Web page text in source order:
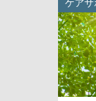
ケアサ